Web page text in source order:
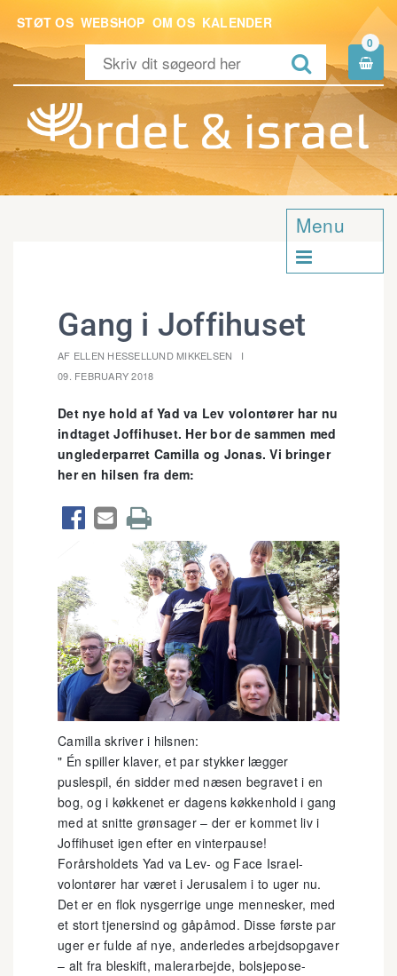
STØT OS WEBSHOP OM OS KALENDER

0

Menu

Gang i Joffihuset
AF ELLEN HESSELLUND MIKKELSEN
09. FEBRUARY 2018
Det nye hold af Yad va Lev volontører har nu
indtaget Joffihuset. Her bor de sammen med
unglederparret Camilla og Jonas. Vi bringer
her en hilsen fra dem:
  
Camilla skriver i hilsnen:
" Én spiller klaver, et par stykker lægger
puslespil, én sidder med næsen begravet i en
bog, og i køkkenet er dagens køkkenhold i gang
med at snitte grønsager – der er kommet liv i
Joffihuset igen efter en vinterpause!
Forårsholdets Yad va Lev- og Face Israel-
volontører har været i Jerusalem i to uger nu.
Det er en flok nysgerrige unge mennesker, med
et stort tjenersind og gåpåmod. Disse første par
uger er fulde af nye, anderledes arbejdsopgaver
– alt fra bleskift, malerarbejde, bolsjepose-